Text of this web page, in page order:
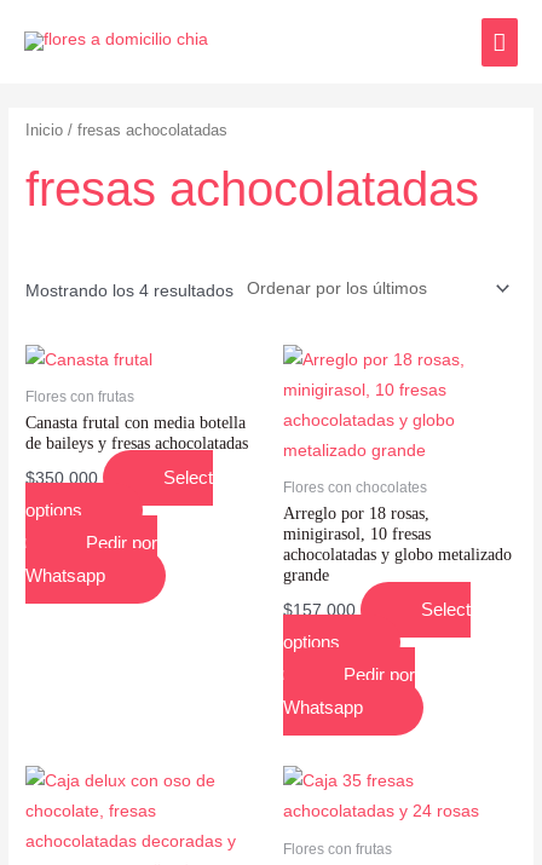
Inicio / fresas achocolatadas
fresas achocolatadas
Mostrando los 4 resultados
Flores con frutas
Canasta frutal con media botella
de baileys y fresas achocolatadas
$350,000
Select
options
Pedir por
Whatsapp
Flores con chocolates
Arreglo por 18 rosas,
minigirasol, 10 fresas
achocolatadas y globo metalizado
grande
$157,000
Select
options
Pedir por
Whatsapp
Flores con frutas